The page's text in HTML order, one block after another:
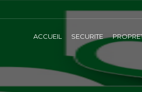
ACCUEIL SECURITE